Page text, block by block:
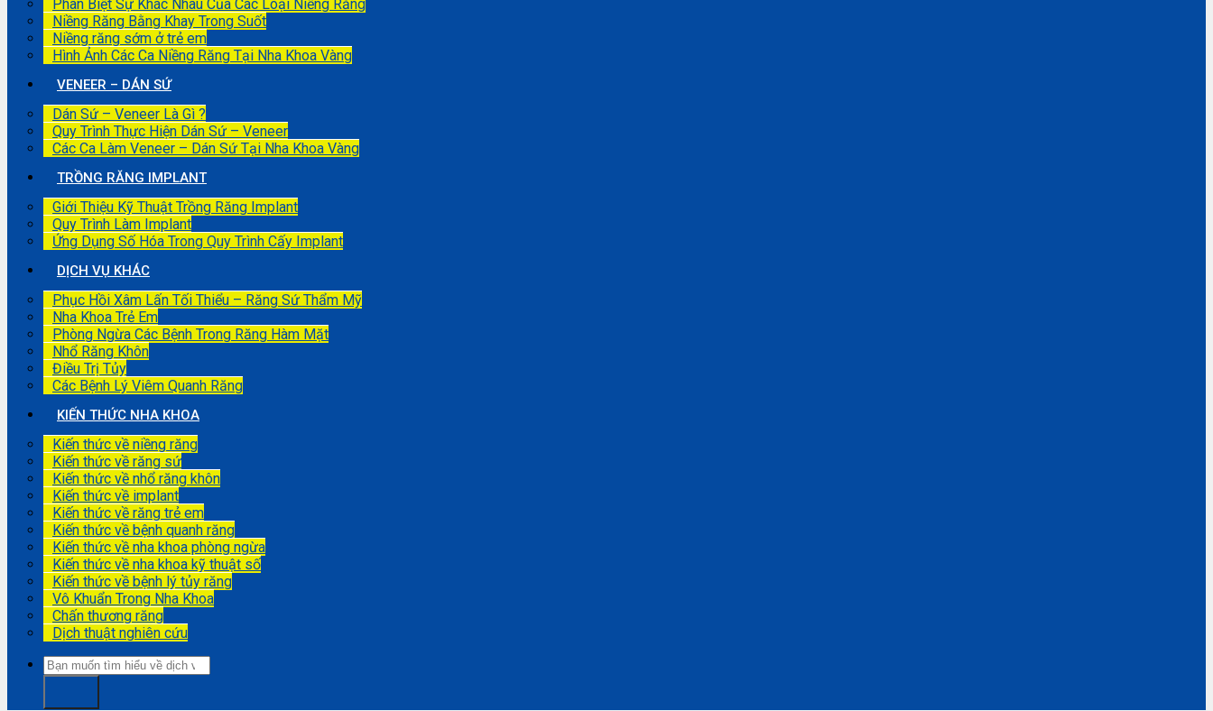
Phân Biệt Sự Khác Nhau Của Các Loại Niềng Răng
Niềng Răng Bằng Khay Trong Suốt
Niềng răng sớm ở trẻ em
Hình Ảnh Các Ca Niềng Răng Tại Nha Khoa Vàng
VENEER – DÁN SỨ
Dán Sứ – Veneer Là Gì ?
Quy Trình Thực Hiện Dán Sứ – Veneer
Các Ca Làm Veneer – Dán Sứ Tại Nha Khoa Vàng
TRỒNG RĂNG IMPLANT
Giới Thiệu Kỹ Thuật Trồng Răng Implant
Quy Trình Làm Implant
Ứng Dụng Số Hóa Trong Quy Trình Cấy Implant
DỊCH VỤ KHÁC
Phục Hồi Xâm Lấn Tối Thiểu – Răng Sứ Thẩm Mỹ
Nha Khoa Trẻ Em
Phòng Ngừa Các Bệnh Trong Răng Hàm Mặt
Nhổ Răng Khôn
Điều Trị Tủy
Các Bệnh Lý Viêm Quanh Răng
KIẾN THỨC NHA KHOA
Kiến thức về niềng răng
Kiến thức về răng sứ
Kiến thức về nhổ răng khôn
Kiến thức về implant
Kiến thức về răng trẻ em
Kiến thức về bệnh quanh răng
Kiến thức về nha khoa phòng ngừa
Kiến thức về nha khoa kỹ thuật số
Kiến thức về bệnh lý tủy răng
Vô Khuẩn Trong Nha Khoa
Chấn thương răng
Dịch thuật nghiên cứu